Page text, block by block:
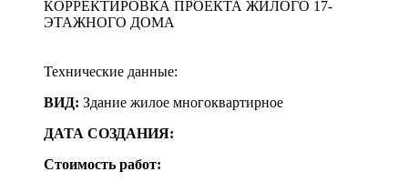
КОРРЕКТИРОВКА ПРОЕКТА ЖИЛОГО 17-
ЭТАЖНОГО ДОМА
Технические данные:
ВИД: Здание жилое многоквартирное
ДАТА СОЗДАНИЯ:
Стоимость работ: